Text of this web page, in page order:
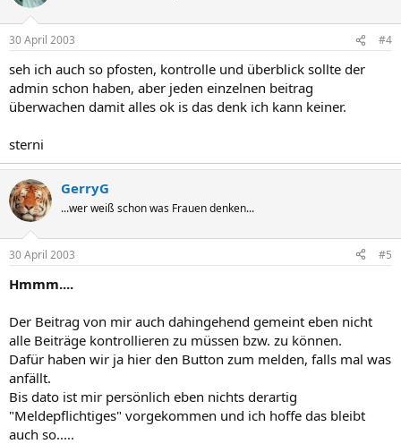
30 April 2003 #4
seh ich auch so pfosten, kontrolle und überblick sollte der
admin schon haben, aber jeden einzelnen beitrag
überwachen damit alles ok is das denk ich kann keiner.
sterni
GerryG
...wer weiß schon was Frauen denken...
30 April 2003 #5
Hmmm....
Der Beitrag von mir auch dahingehend gemeint eben nicht
alle Beiträge kontrollieren zu müssen bzw. zu können.
Dafür haben wir ja hier den Button zum melden, falls mal was
anfällt.
Bis dato ist mir persönlich eben nichts derartig
"Meldepflichtiges" vorgekommen und ich hoffe das bleibt
auch so.....